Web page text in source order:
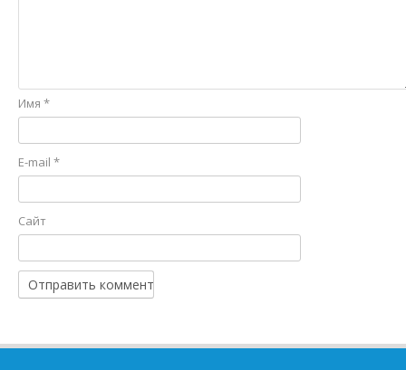
Имя *
E-mail *
Сайт